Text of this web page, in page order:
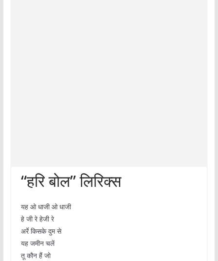
“हरि बोल” लिरिक्स
यह ओ धाजी ओ धाजी
हे जी रे हेजी रे
अर्रे किसके दुम से
यह जमीन चलें
तू कौन हैं जो